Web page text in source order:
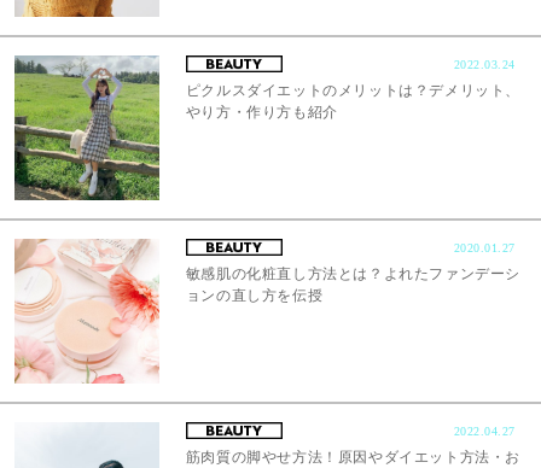
2022.03.24
ピクルスダイエットのメリットは？デメリット、
やり方・作り方も紹介
2020.01.27
敏感肌の化粧直し方法とは？よれたファンデーシ
ョンの直し方を伝授
2022.04.27
筋肉質の脚やせ方法！原因やダイエット方法・お